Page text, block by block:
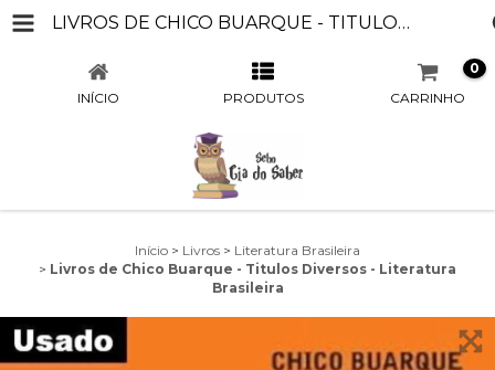
LIVROS DE CHICO BUARQUE - TITULOS DIVERSOS - LITERATURA BRASILEIRA
INÍCIO PRODUTOS CARRINHO
0
Início > Livros > Literatura Brasileira
> Livros de Chico Buarque - Titulos Diversos - Literatura
Brasileira